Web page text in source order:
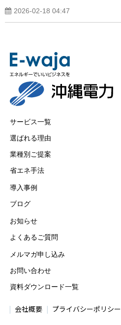
2026-02-18 04:47
サービス一覧
選ばれる理由
業種別ご提案
省エネ手法
導入事例
ブログ
お知らせ
よくあるご質問
メルマガ申し込み
お問い合わせ
資料ダウンロード一覧
会社概要 プライバシーポリシー